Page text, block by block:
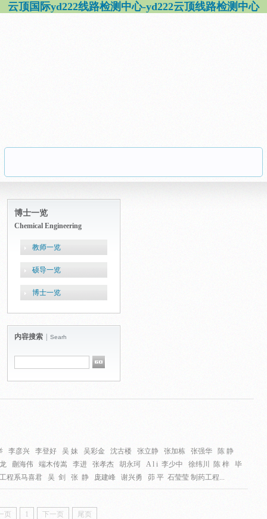
云顶国际yd222线路检测中心-yd222云顶线路检测中心
博士一览
Chemical Engineering
教师一览
硕导一览
博士一览
内容搜索 Searh
李彦兴 李登好 吴 妹 吴彩金 沈古楼 张立静 张加栋 张强华 陈 静
蒯海伟 端木传嵩 李进 张孝杰 胡永珂 A l i 李少中 徐纬川 陈 梓 毕
程系马喜君 吴 剑 张 静 庞建峰 谢兴勇 茆 平 石莹莹 制药工程...
页 1 下一页 尾页